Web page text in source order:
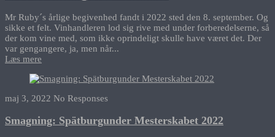
Mr Ruby´s årlige begivenhed fandt i 2022 sted den 8. september. Og
sikke et felt. Vinhandleren lod sig rive med under forberedelserne, så
der kom vine med, som ikke oprindeligt skulle have været det. Der
var gengangere, ja, men når...
Læs mere
maj 3, 2022 No Responses
Smagning: Spätburgunder Mesterskabet 2022